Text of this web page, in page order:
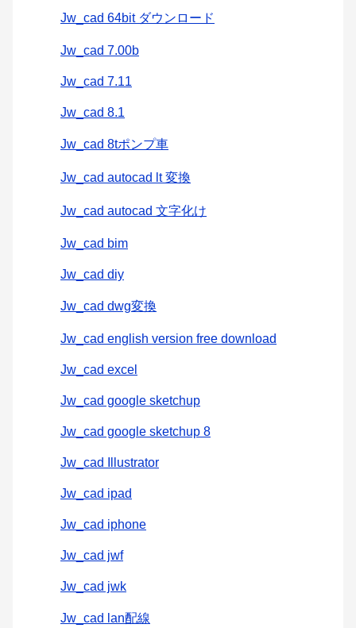
Jw_cad 64bit ダウンロード
Jw_cad 7.00b
Jw_cad 7.11
Jw_cad 8.1
Jw_cad 8tポンプ車
Jw_cad autocad lt 変換
Jw_cad autocad 文字化け
Jw_cad bim
Jw_cad diy
Jw_cad dwg変換
Jw_cad english version free download
Jw_cad excel
Jw_cad google sketchup
Jw_cad google sketchup 8
Jw_cad Illustrator
Jw_cad ipad
Jw_cad iphone
Jw_cad jwf
Jw_cad jwk
Jw_cad lan配線